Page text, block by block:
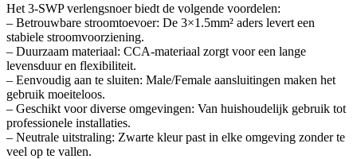
Het 3-SWP verlengsnoer biedt de volgende voordelen:
– Betrouwbare stroomtoevoer: De 3×1.5mm² aders levert een
stabiele stroomvoorziening.
– Duurzaam materiaal: CCA-materiaal zorgt voor een lange
levensduur en flexibiliteit.
– Eenvoudig aan te sluiten: Male/Female aansluitingen maken het
gebruik moeiteloos.
– Geschikt voor diverse omgevingen: Van huishoudelijk gebruik tot
professionele installaties.
– Neutrale uitstraling: Zwarte kleur past in elke omgeving zonder te
veel op te vallen.